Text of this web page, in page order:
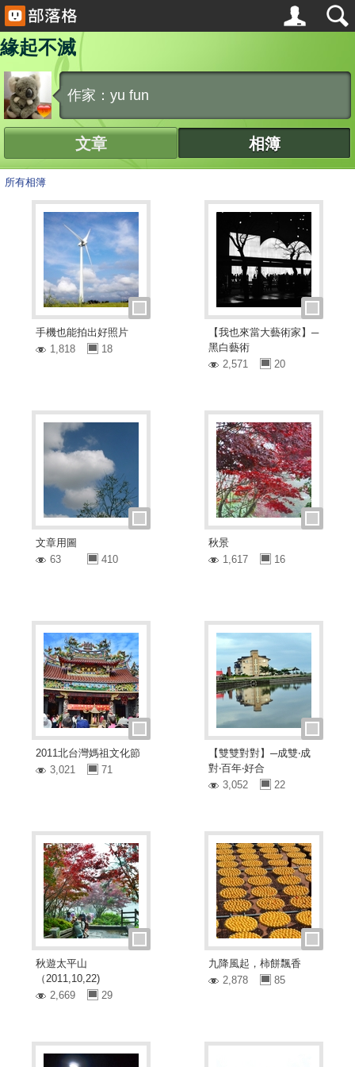
緣起不滅
作家：yu fun
文章 相簿
所有相簿
手機也能拍出好照片
1,818
18
【我也來當大藝術家】─
黑白藝術
2,571
20
文章用圖
63
410
秋景
1,617
16
2011北台灣媽祖文化節
3,021
71
【雙雙對對】─成雙‧成
對‧百年‧好合
3,052
22
秋遊太平山
（2011,10,22)
2,669
29
九降風起，柿餅飄香
2,878
85